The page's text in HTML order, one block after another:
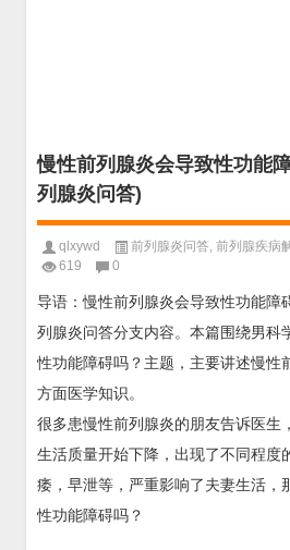
慢性前列腺炎会导致性功能
列腺炎问答)
qlxywd 前列腺炎问答, 前列腺疾病
619
0
导语：慢性前列腺炎会导致性功能障
列腺炎问答分支内容。本篇围绕男科
性功能障碍吗？主题，主要讲述慢性
方面医学知识。
很多患慢性前列腺炎的朋友告诉医生
生活质量开始下降，出现了不同程度
痿，早泄等，严重影响了夫妻生活，
性功能障碍吗？